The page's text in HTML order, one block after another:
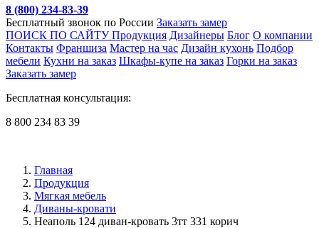
8 (800) 234-83-39
Бесплатный звонок по России Заказать замер
ПОИСК ПО САЙТУПродукция Дизайнеры Блог О компании
Контакты Франшиза Мастер на час Дизайн кухонь Подбор
мебели Кухни на заказ Шкафы-купе на заказ Горки на заказ
Заказать замер
Бесплатная консультация:
8 800 234 83 39
Главная
Продукция
Мягкая мебель
Диваны-кровати
Неаполь 124 диван-кровать 3тт 331 корич